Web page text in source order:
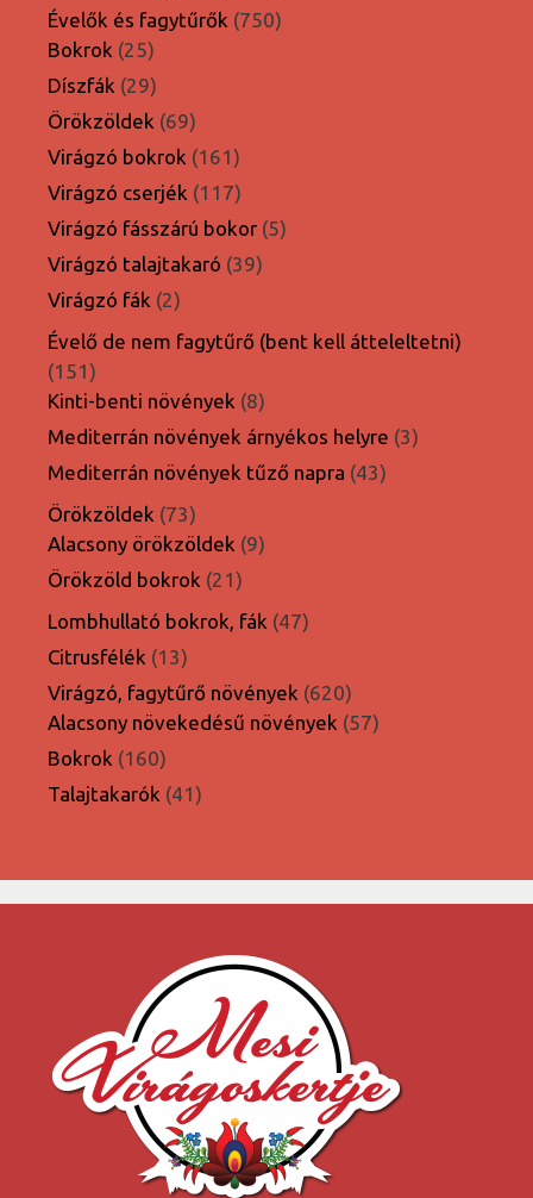
termék
Évelők és fagytűrők 750750
Bokrok 2525
termék
Díszfák 2929
termék
Örökzöldek 6969
termék
Virágzó bokrok 161161
termék
Virágzó cserjék 117117
termék
Virágzó fásszárú bokor 55
Virágzó talajtakaró 3939
Virágzó fák 22
termék
Évelő de nem fagytűrő (bent kell átteleltetni)
151151
termék
Kinti-benti növények 88
termék
Mediterrán növények árnyékos helyre 33
Mediterrán növények tűző napra 4343
Örökzöldek 7373
termék
Alacsony örökzöldek 99
Örökzöld bokrok 2121
termék
Lombhullató bokrok, fák 4747
Citrusfélék 1313
termék
Virágzó, fagytűrő növények 620620
termék
Alacsony növekedésű növények 5757
Bokrok 160160
termék
Talajtakarók 4141